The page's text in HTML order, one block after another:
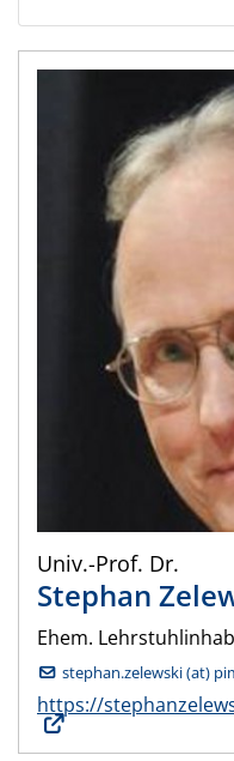
Univ.-Prof. Dr.
Stephan
Ehem.
stephan.zelewski (at)
https://